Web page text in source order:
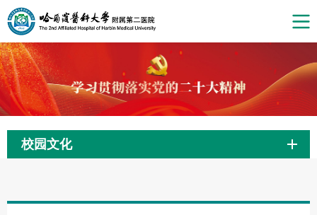
校园文化